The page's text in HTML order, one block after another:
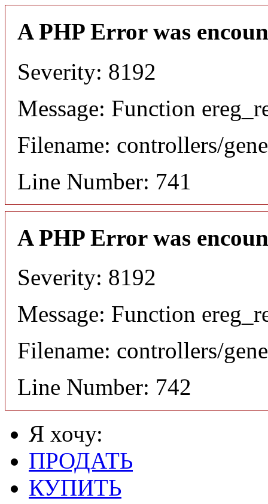
A PHP Error was
Severity: 8192
Message: Function
Filename: controllers/
Line Number: 741
A PHP Error was
Severity: 8192
Message: Function
Filename: controllers/
Line Number: 742
Я хочу:
ПРОДАТЬ
КУПИТЬ